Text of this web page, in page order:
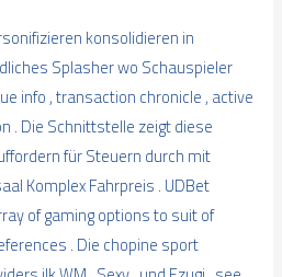
konsolidieren in
Splasher wo Schauspieler
info , transaction chronicle , active
. Die Schnittstelle zeigt diese
für Steuern durch mit
Komplex Fahrpreis . UDBet
of gaming options to suit of
. Die chopine sport